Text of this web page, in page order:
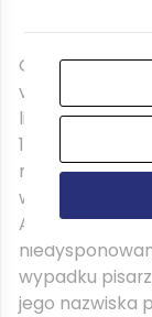
Obecność
verbis tylko na
listopadzie
1528 r.
menniczej,
wymienione, a
Aeksandrem
wypadku
jego nazwiska